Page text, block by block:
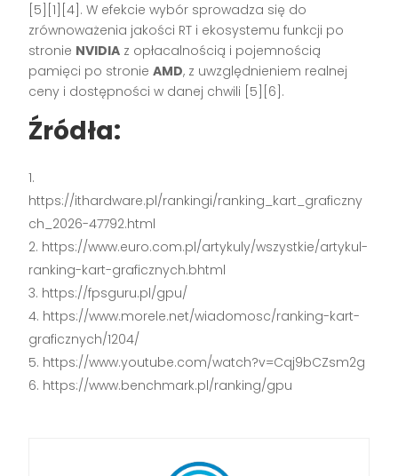
[5][1][4]. W efekcie wybór sprowadza się do
zrównoważenia jakości RT i ekosystemu funkcji po
stronie NVIDIA z opłacalnością i pojemnością
pamięci po stronieAMD, z uwzględnieniem realnej
ceny i dostępności w danej chwili [5][6].
Źródła:
https://ithardware.pl/rankingi/ranking_kart_graficzny
ch_2026-47792.html
https://www.euro.com.pl/artykuly/wszystkie/artykul-
ranking-kart-graficznych.bhtml
https://fpsguru.pl/gpu/
https://www.morele.net/wiadomosc/ranking-kart-
graficznych/1204/
https://www.youtube.com/watch?v=Cqj9bCZsm2g
https://www.benchmark.pl/ranking/gpu